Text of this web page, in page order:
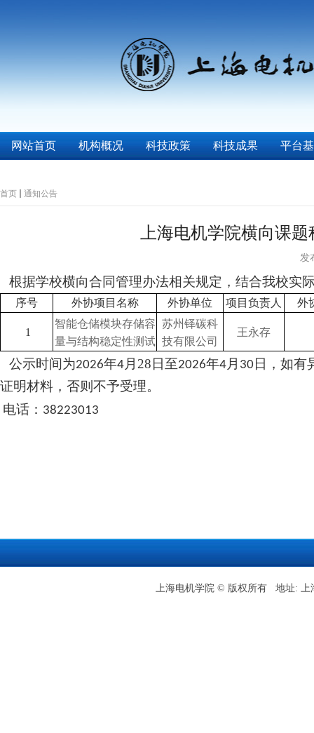
网站首页 机构概况 科技政策 科技成果 平台
首页 通知公告
上海电机学院横向课
发
根据学校横向合同管理办法相关规定，结合我校实
序号 外协项目名称 外协单位 项目负责人 外
1
智能仓储模块存储容
量与结构稳定性测试
苏州铎碳科
技有限公司
王永存
公示时间为2026年4 月28 日至2026年4 月 30 日，如有
证明材料，否则不予受理。
电话： 38223013
上海电机学院 © 版权所有 地址: